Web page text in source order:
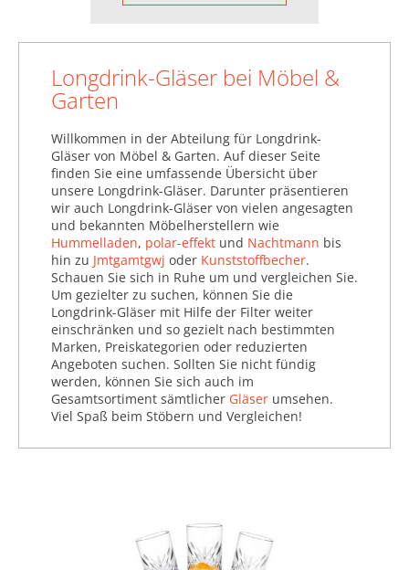
Longdrink-Gläser bei Möbel &
Garten
Willkommen in der Abteilung für Longdrink-
Gläser von Möbel & Garten. Auf dieser Seite
finden Sie eine umfassende Übersicht über
unsere Longdrink-Gläser. Darunter präsentieren
wir auch Longdrink-Gläser von vielen angesagten
und bekannten Möbelherstellern wie
Hummelladen, polar-effekt und Nachtmann bis
hin zu Jmtgamtgwj oder Kunststoffbecher.
Schauen Sie sich in Ruhe um und vergleichen Sie.
Um gezielter zu suchen, können Sie die
Longdrink-Gläser mit Hilfe der Filter weiter
einschränken und so gezielt nach bestimmten
Marken, Preiskategorien oder reduzierten
Angeboten suchen. Sollten Sie nicht fündig
werden, können Sie sich auch im
Gesamtsortiment sämtlicher Gläser umsehen.
Viel Spaß beim Stöbern und Vergleichen!